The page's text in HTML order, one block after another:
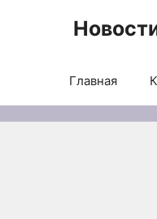
Главная